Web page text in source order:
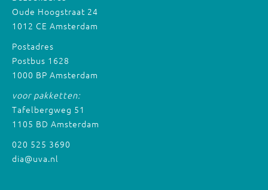
Oude Hoogstraat 24
1012 CE Amsterdam
Postadres
Postbus 1628
1000 BP Amsterdam
voor pakketten:
Tafelbergweg 51
1105 BD Amsterdam
020 525 3690
dia@uva.nl